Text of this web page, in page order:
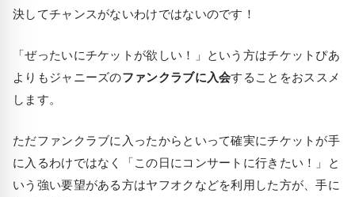
決してチャンスがないわけではないのです！
「ぜったいにチケットが欲しい！」という方はチケットぴあ
よりもジャニーズのファンクラブに入会することをおススメ
します。
ただファンクラブに入ったからといって確実にチケットが手
に入るわけではなく「この日にコンサートに行きたい！」と
いう強い要望がある方はヤフオクなどを利用した方が、手に